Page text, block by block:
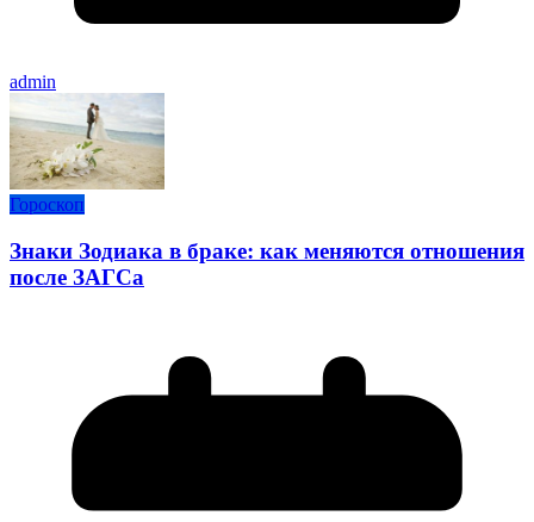
admin
Гороскоп
Знаки Зодиака в браке: как меняются отношения
после ЗАГСа